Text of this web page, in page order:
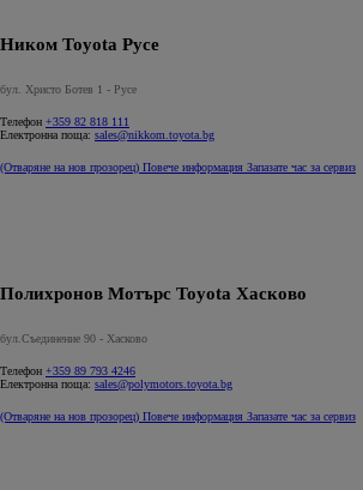
Ником Toyota Русе
бул. Христо Ботев 1 - Русе
Телефон +359 82 818 111
Електронна поща: sales@nikkom.toyota.bg
(Отваряне на нов прозорец) Повече информация Запазате час за сервиз
Полихронов Мотърс Toyota Хасково
бул.Съединение 90 - Хасково
Телефон +359 89 793 4246
Електронна поща: sales@polymotors.toyota.bg
(Отваряне на нов прозорец) Повече информация Запазате час за сервиз